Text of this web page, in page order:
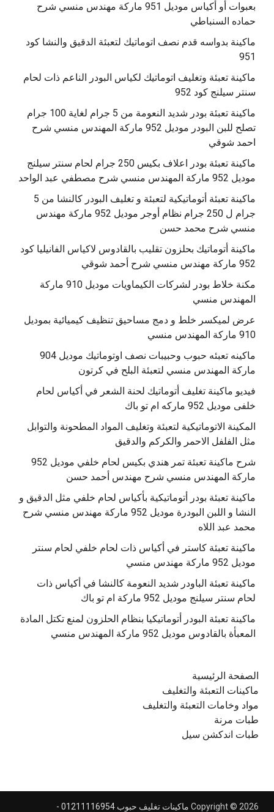
بعبوات أو أكياس موديل 951 ماركة مهندس منسي شرح
حماده السنباطي
ماكينة بدواسه قدم نصف اتوماتيك لتعبئة الدقيق والنشا كود
951
ماكينة تعبئة وتغليف اتوماتيك لكياس البودر الناعم ذات لحام
سنتر سيلنج كود 952
ماكينة تعبئة بودر شديد النعومة من 5 جرام لغاية 100 جرام
تصلح للبن البودر موديل 952 ماركة المهندس منسي شرح
احمد شوقي
ماكينة تعبئة بودر اعلاف بكيس 250 جرام لحام سنتر سيلنج
موديل 952 ماركة المهندس منسي شرح مصطفي عبد الواحد
ماكينة تعبئة أتوماتيكية لتعبئة و تغليف البودر كالنشا من 5
جرام ل 250 جرام نظام أوجر موديل 952 ماركة مهندس
منسي شرح محمد حسن
‫ماكينة أتوماتيك بحلزون تقليب بالقادوس لاكياس الفانيليا كود
مكنة خلاط بودر لشركات الكيماويات موديل 910 ماركة
المهندس منسي
عرض لميكسر خلط و دمج مساحيق تنظيف كيميائية بموديل
910 ماركة المهندس منسي
‫ماكينه تعبئه حبوب وحبيبات نصف اوتوماتيك موديل 904
‫فيديو ماكينة تغليف أتوماتيك لحنة الشعر في أكياس لحام
خلفى موديل 952 ماركه ام تو باك
المكينة الاتوماتيكية لتعبئة وتغليف المواد المطحونة والتوابل
مثل الفلفل الاحمر والكركم والدقيق
‫شرح ماكينة تعبئة تمر هندي بكيس لحام خلفي موديل 952
ماكينة تعبئة بودر أتوماتيكية بأكياس لحام خلفي مثل الدقيق و
النشا و اللبن البودرة موديل 952 ماركة مهندس منسي شرح
محمد عبد اللاه
‫ماكينة تعبئة كاستر في أكياس ذات لحام خلفي لحام سنتر
موديل 952 ماركة مهندس منسي
‫ماكينة تعبئة الباودر شديد النعومة كالنشا في أكياس ذات
‫ماكينة تعبئة البودر أتوماتيكيا بنظام الحلزون لمنع تكتل المادة
الصفحة الرئيسية
ماكينات التعبئة والتغليف
مواد وخامات التعبئة والتغليف
طبات مرنة
طبات اندكشن سيل
Copyright © 2026 ماكينات تغليف حبوب 01211116954 -